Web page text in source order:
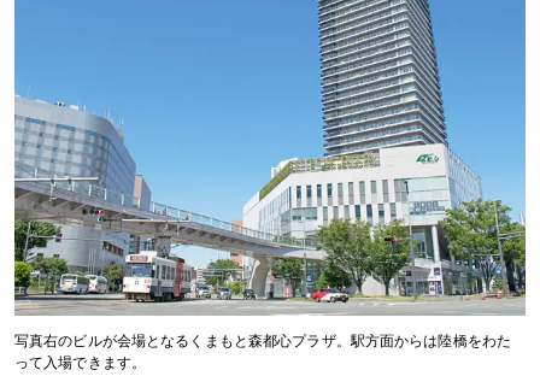
写真右のビルが会場となるくまもと森都心プラザ。駅方面からは陸橋をわた
って入場できます。